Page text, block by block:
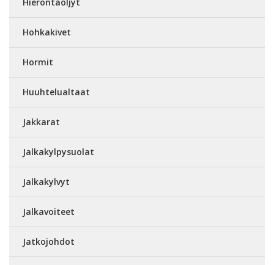
Hohkakivet
Hormit
Huuhtelualtaat
Jakkarat
Jalkakylpysuolat
Jalkakylvyt
Jalkavoiteet
Jatkojohdot